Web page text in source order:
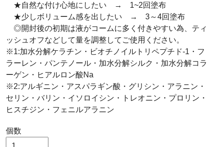
★自然な付け心地にしたい → 1~2回塗布
★少しボリューム感を出したい → 3～4回塗布
◎開封後の初期は液がコームに多く付きやすい為、ティ
ッシュオフなどして量を調整してご使用ください。
※1:加水分解ケラチン・ビオチノイルトリペプチド-1・フ
ラーレン・パンテノール・加水分解シルク・加水分解コラ
ーゲン・ヒアルロン酸Na
※2:アルギニン・アスパラギン酸・グリシン・アラニン・
セリン・バリン・イソロイシン・トレオニン・プロリン・
ヒスチジン・フェニルアラニン
個数